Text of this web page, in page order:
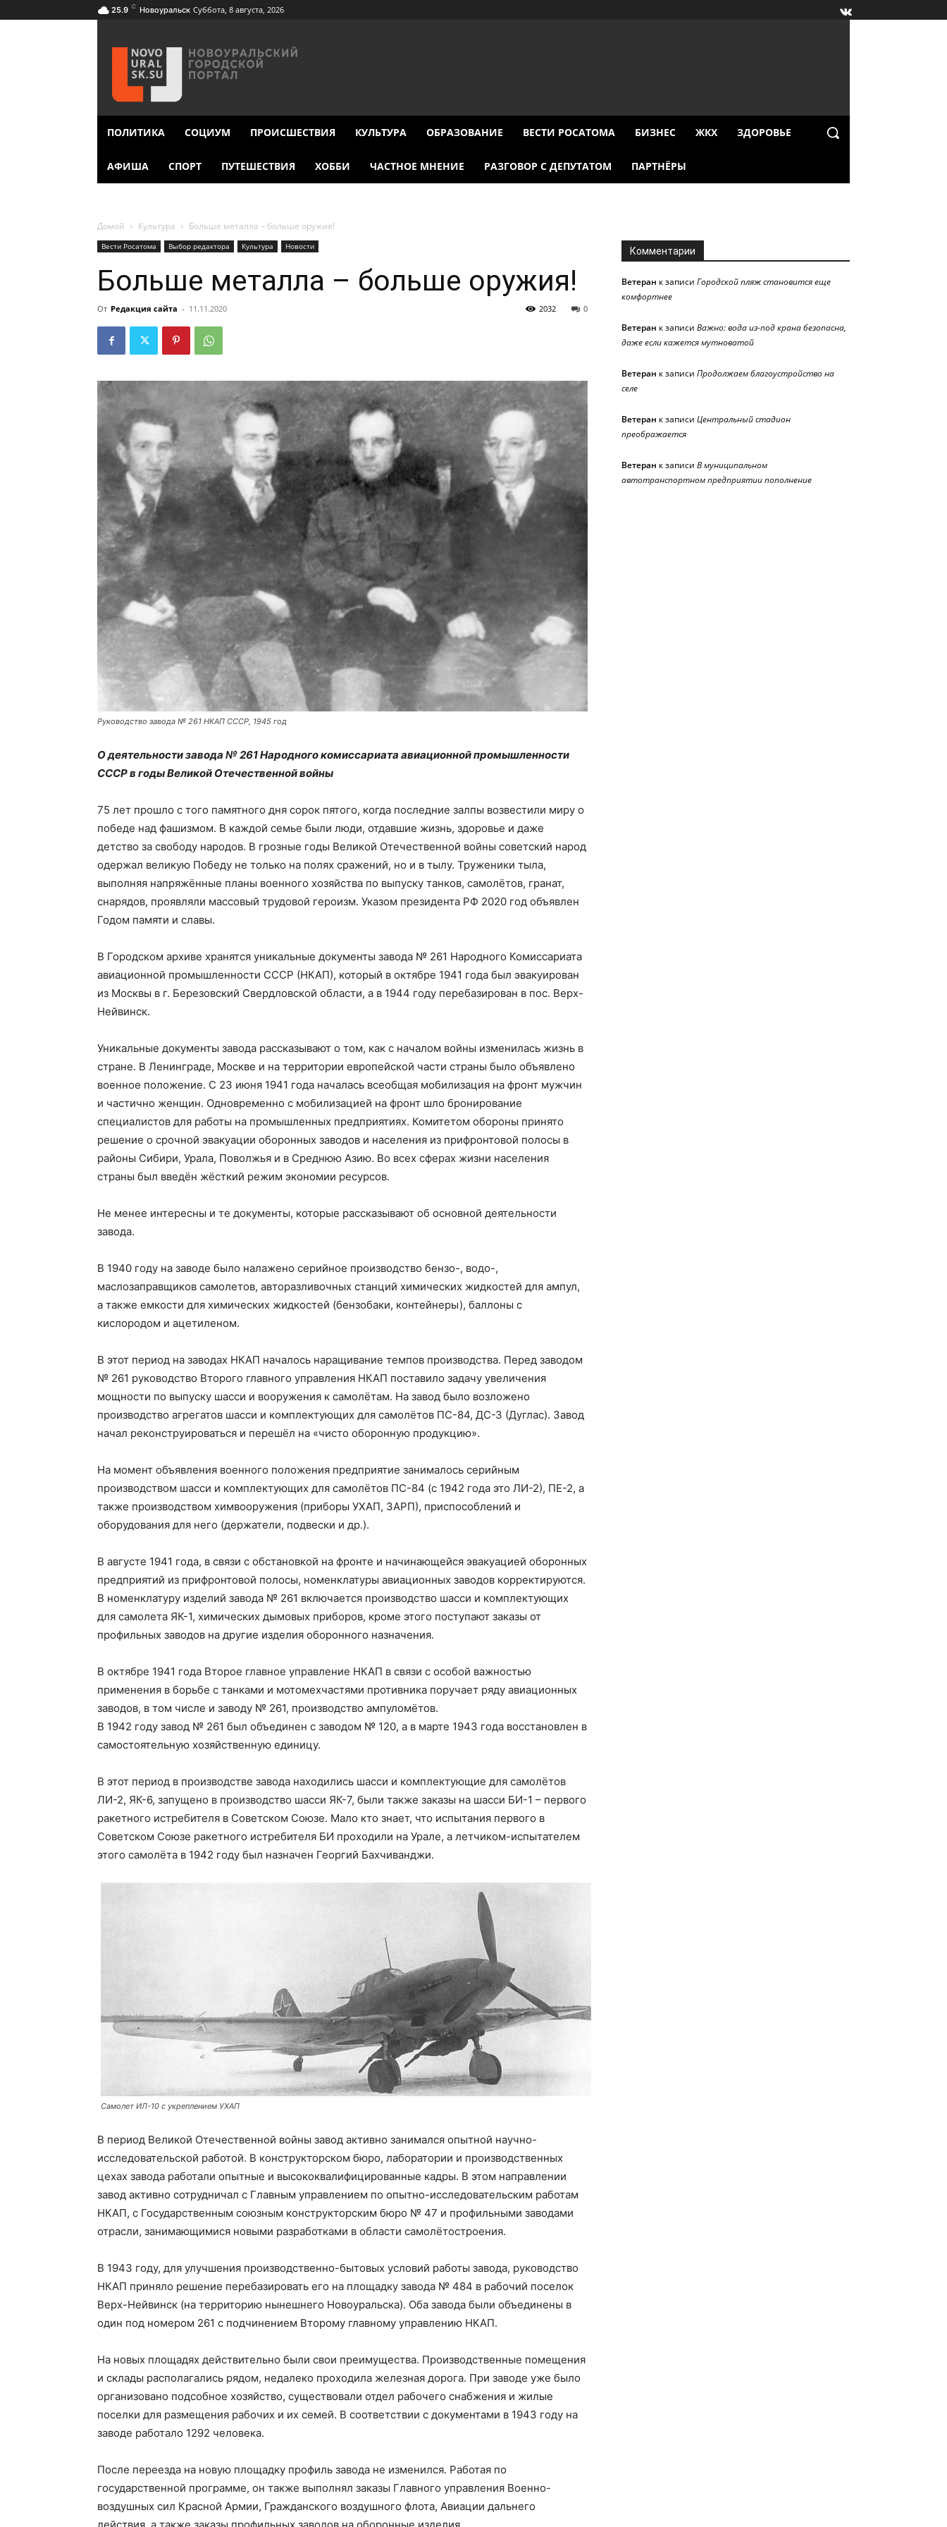
25.9 C Новоуральск Суббота, 8 августа, 2026
ПОЛИТИКА СОЦИУМ ПРОИСШЕСТВИЯ КУЛЬТУРА ОБРАЗОВАНИЕ ВЕСТИ РОСАТОМА БИЗНЕС ЖКХ ЗДОРОВЬЕ
АФИША СПОРТ ПУТЕШЕСТВИЯ ХОББИ ЧАСТНОЕ МНЕНИЕ РАЗГОВОР С ДЕПУТАТОМ ПАРТНЁРЫ
Домой Культура Больше металла – больше оружия!
Вести Росатома Выбор редактора Культура Новости
Больше металла – больше оружия!
От Редакция сайта - 11.11.2020 0
2032
Руководство завода № 261 НКАП СССР, 1945 год
О деятельности завода № 261 Народного комиссариата авиационной промышленности
СССР в годы Великой Отечественной войны
75 лет прошло с того памятного дня сорок пятого, когда последние залпы возвестили миру о
победе над фашизмом. В каждой семье были люди, отдавшие жизнь, здоровье и даже
детство за свободу народов. В грозные годы Великой Отечественной войны советский народ
одержал великую Победу не только на полях сражений, но и в тылу. Труженики тыла,
выполняя напряжённые планы военного хозяйства по выпуску танков, самолётов, гранат,
снарядов, проявляли массовый трудовой героизм. Указом президента РФ 2020 год объявлен
Годом памяти и славы.
В Городском архиве хранятся уникальные документы завода № 261 Народного Комиссариата
авиационной промышленности СССР (НКАП), который в октябре 1941 года был эвакуирован
из Москвы в г. Березовский Свердловской области, а в 1944 году перебазирован в пос. Верх-
Нейвинск.
Уникальные документы завода рассказывают о том, как с началом войны изменилась жизнь в
стране. В Ленинграде, Москве и на территории европейской части страны было объявлено
военное положение. С 23 июня 1941 года началась всеобщая мобилизация на фронт мужчин
и частично женщин. Одновременно с мобилизацией на фронт шло бронирование
специалистов для работы на промышленных предприятиях. Комитетом обороны принято
решение о срочной эвакуации оборонных заводов и населения из прифронтовой полосы в
районы Сибири, Урала, Поволжья и в Среднюю Азию. Во всех сферах жизни населения
страны был введён жёсткий режим экономии ресурсов.
Не менее интересны и те документы, которые рассказывают об основной деятельности
завода.
В 1940 году на заводе было налажено серийное производство бензо-, водо-,
маслозаправщиков самолетов, авторазливочных станций химических жидкостей для ампул,
а также емкости для химических жидкостей (бензобаки, контейнеры), баллоны с
кислородом и ацетиленом.
В этот период на заводах НКАП началось наращивание темпов производства. Перед заводом
№ 261 руководство Второго главного управления НКАП поставило задачу увеличения
мощности по выпуску шасси и вооружения к самолётам. На завод было возложено
производство агрегатов шасси и комплектующих для самолётов ПС-84, ДС-З (Дуглас). Завод
начал реконструироваться и перешёл на «чисто оборонную продукцию».
На момент объявления военного положения предприятие занималось серийным
производством шасси и комплектующих для самолётов ПС-84 (с 1942 года это ЛИ-2), ПЕ-2, а
также производством химвооружения (приборы УХАП, ЗАРП), приспособлений и
оборудования для него (держатели, подвески и др.).
В августе 1941 года, в связи с обстановкой на фронте и начинающейся эвакуацией оборонных
предприятий из прифронтовой полосы, номенклатуры авиационных заводов корректируются.
В номенклатуру изделий завода № 261 включается производство шасси и комплектующих
для самолета ЯК-1, химических дымовых приборов, кроме этого поступают заказы от
профильных заводов на другие изделия оборонного назначения.
В октябре 1941 года Второе главное управление НКАП в связи с особой важностью
применения в борьбе с танками и мотомехчастями противника поручает ряду авиационных
заводов, в том числе и заводу № 261, производство ампуломётов.
В 1942 году завод № 261 был объединен с заводом № 120, а в марте 1943 года восстановлен в
самостоятельную хозяйственную единицу.
В этот период в производстве завода находились шасси и комплектующие для самолётов
ЛИ-2, ЯК-6, запущено в производство шасси ЯК-7, были также заказы на шасси БИ-1 – первого
ракетного истребителя в Советском Союзе. Мало кто знает, что испытания первого в
Советском Союзе ракетного истребителя БИ проходили на Урале, а летчиком-испытателем
этого самолёта в 1942 году был назначен Георгий Бахчиванджи.
Самолет ИЛ-10 с укреплением УХАП
В период Великой Отечественной войны завод активно занимался опытной научно-
исследовательской работой. В конструкторском бюро, лаборатории и производственных
цехах завода работали опытные и высококвалифицированные кадры. В этом направлении
завод активно сотрудничал с Главным управлением по опытно-исследовательским работам
НКАП, с Государственным союзным конструкторским бюро № 47 и профильными заводами
отрасли, занимающимися новыми разработками в области самолётостроения.
В 1943 году, для улучшения производственно-бытовых условий работы завода, руководство
НКАП приняло решение перебазировать его на площадку завода № 484 в рабочий поселок
Верх-Нейвинск (на территорию нынешнего Новоуральска). Оба завода были объединены в
один под номером 261 с подчинением Второму главному управлению НКАП.
На новых площадях действительно были свои преимущества. Производственные помещения
и склады располагались рядом, недалеко проходила железная дорога. При заводе уже было
организовано подсобное хозяйство, существовали отдел рабочего снабжения и жилые
поселки для размещения рабочих и их семей. В соответствии с документами в 1943 году на
заводе работало 1292 человека.
После переезда на новую площадку профиль завода не изменился. Работая по
государственной программе, он также выполнял заказы Главного управления Военно-
воздушных сил Красной Армии, Гражданского воздушного флота, Авиации дальнего
Комментарии
Ветеран к записи Городской пляж становится еще
комфортнее
Ветеран к записи Важно: вода из-под крана безопасна,
даже если кажется мутноватой
Ветеран к записи Продолжаем благоустройство на
селе
Ветеран к записи Центральный стадион
преображается
Ветеран к записи В муниципальном
автотранспортном предприятии пополнение